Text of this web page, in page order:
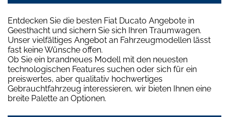
Entdecken Sie die besten Fiat Ducato Angebote in
Geesthacht und sichern Sie sich Ihren Traumwagen.
Unser vielfältiges Angebot an Fahrzeugmodellen lässt
fast keine Wünsche offen.
Ob Sie ein brandneues Modell mit den neuesten
technologischen Features suchen oder sich für ein
preiswertes, aber qualitativ hochwertiges
Gebrauchtfahrzeug interessieren, wir bieten Ihnen eine
breite Palette an Optionen.